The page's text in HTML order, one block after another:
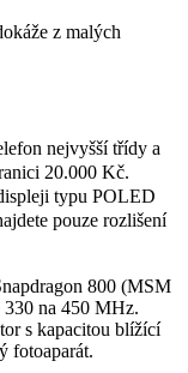
z malých
nejvyšší třídy a
20.000 Kč.
typu POLED
pouze rozlišení
800 (MSM
na 450 MHz.
s kapacitou blížící
fotoaparát.